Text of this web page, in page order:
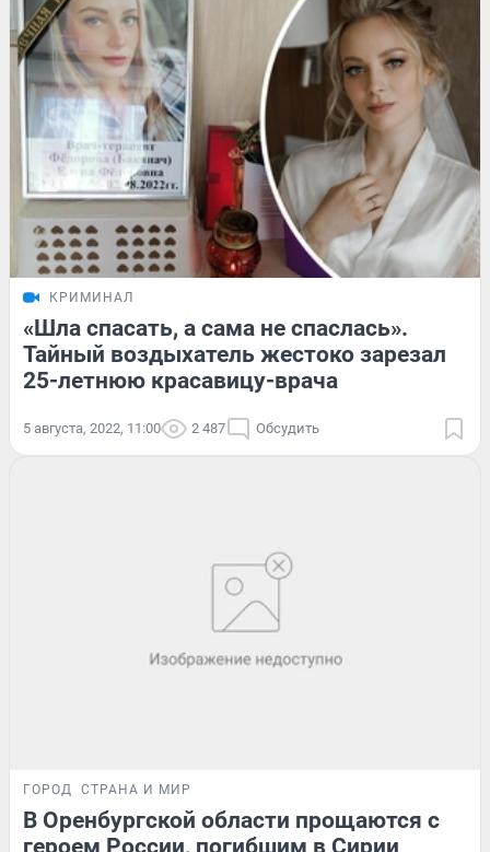
КРИМИНАЛ
«Шла спасать, а сама не спаслась».
Тайный воздыхатель жестоко зарезал
25-летнюю красавицу-врача
5 августа, 2022, 11:00 2 487 Обсудить
ГОРОД СТРАНА И МИР
В Оренбургской области прощаются с